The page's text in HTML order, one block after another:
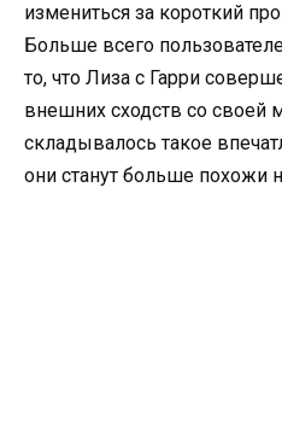
измениться за короткий
Больше всего
то, что Лиза с Гарри
внешних сходств со своей
складывалось такое
они станут больше похожи